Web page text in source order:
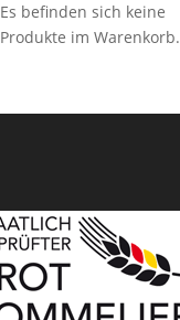
Es befinden sich keine
Produkte im Warenkorb.